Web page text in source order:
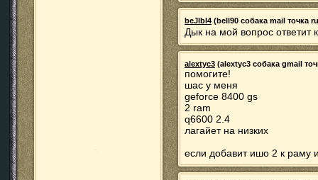
beJlbl4 (bell90 собака mail точка
Дык на мой вопрос ответит
alextyc3 (alextyc3 собака gmail
помогите!
шас у меня
geforce 8400 gs
2 ram
q6600 2.4
лагайет на низких
если добавит ишо 2 к раму